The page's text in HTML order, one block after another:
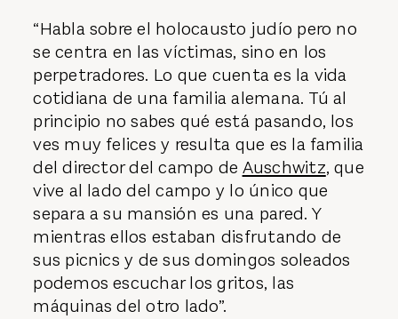
“Habla sobre el holocausto judío pero no
se centra en las víctimas, sino en los
perpetradores. Lo que cuenta es la vida
cotidiana de una familia alemana. Tú al
principio no sabes qué está pasando, los
ves muy felices y resulta que es la familia
del director del campo de Auschwitz, que
vive al lado del campo y lo único que
separa a su mansión es una pared. Y
mientras ellos estaban disfrutando de
sus picnics y de sus domingos soleados
podemos escuchar los gritos, las
máquinas del otro lado”.